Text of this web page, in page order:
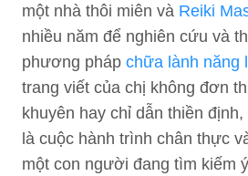
một nhà thôi miên và Reiki
nhiều năm để nghiên cứu và
phương pháp chữa lành năng
trang viết của chị không đơn
khuyên hay chỉ dẫn thiền
là cuộc hành trình chân thực
một con người đang tìm kiếm